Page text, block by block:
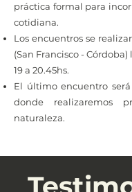
práctica formal para
cotidiana.
Los encuentros se
(San Francisco - Córdoba)
19 a 20.45hs.
El último encuentro
donde realizaremos
naturaleza.